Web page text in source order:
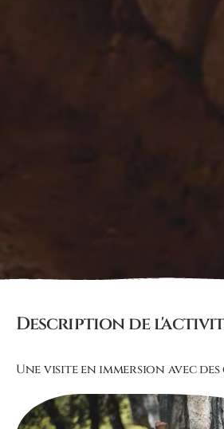
Description de
Une visite en immersion avec des